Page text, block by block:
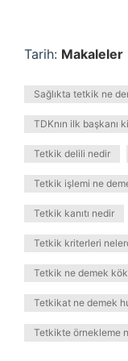
Tarih: Makaleler
Sağlıkta tetkik ne
TDKnın ilk başkanı
Tetkik delili nedir
Tetkik işlemi ne
Tetkik kanıtı nedir
Tetkik kriterleri
Tetkik ne demek
Tetkikat ne demek
Tetkikte örnekleme